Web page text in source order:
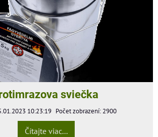
sviečka
10:23:19 Počet zobrazení: 2900
Čítajte viac...